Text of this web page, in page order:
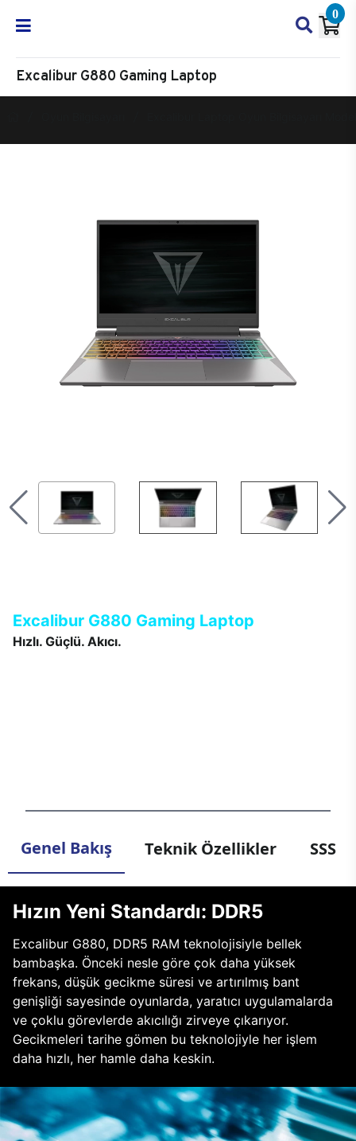
0
Excalibur G880 Gaming Laptop
Excalibur G880 Gaming Laptop
Hızlı. Güçlü. Akıcı.
Genel Bakış Teknik Özellikler SSS
Hızın Yeni Standardı: DDR5
Excalibur G880, DDR5 RAM teknolojisiyle bellek
bambaşka. Önceki nesle göre çok daha yüksek
frekans, düşük gecikme süresi ve artırılmış bant
genişliği sayesinde oyunlarda, yaratıcı uygulamalarda
ve çoklu görevlerde akıcılığı zirveye çıkarıyor.
Gecikmeleri tarihe gömen bu teknolojiyle her işlem
daha hızlı, her hamle daha keskin.